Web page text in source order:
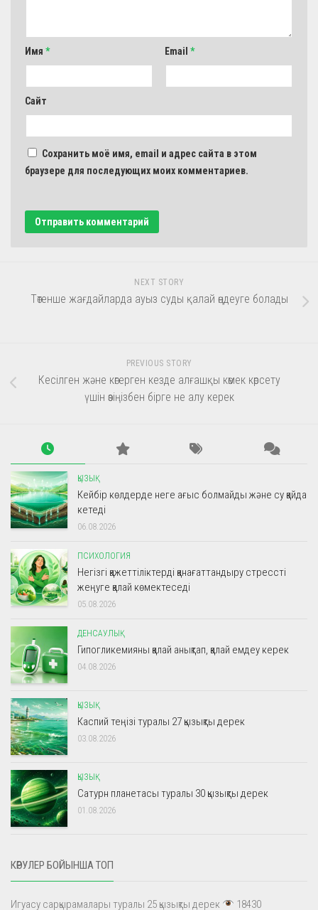
Имя * Email *
Сайт
Сохранить моё имя, email и адрес сайта в этом
браузере для последующих моих комментариев.
NEXT STORY
Төтенше жағдайларда ауыз суды қалай өңдеуге болады
PREVIOUS STORY
Кесілген және көгерген кезде алғашқы көмек көрсету
үшін өзіңізбен бірге не алу керек
ҚЫЗЫҚ
Кейбір көлдерде неге ағыс болмайды және су қайда
кетеді
06.08.2026
ПСИХОЛОГИЯ
Негізгі қажеттіліктерді қанағаттандыру стрессті
жеңуге қалай көмектеседі
05.08.2026
ДЕНСАУЛЫҚ
Гипогликемияны қалай анықтап, қалай емдеу керек
04.08.2026
ҚЫЗЫҚ
Каспий теңізі туралы 27 қызықты дерек
03.08.2026
ҚЫЗЫҚ
Сатурн планетасы туралы 30 қызықты дерек
01.08.2026
КӨРУЛЕР БОЙЫНША ТОП
Игуасу сарқырамалары туралы 25 қызықты дерек 18430